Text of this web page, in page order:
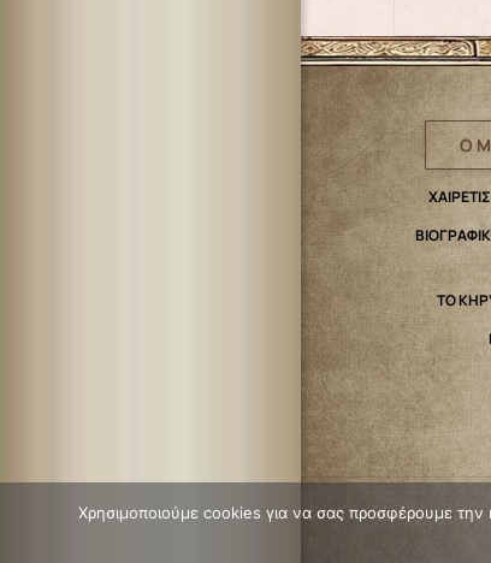
Ο
ΤΟ
Χρησιμοποιούμε cookies για να σας προσφέρουμε την